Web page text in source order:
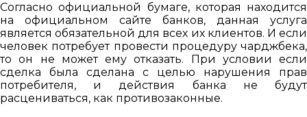
Согласно официальной бумаге, которая находится
на официальном сайте банков, данная услуга
является обязательной для всех их клиентов. И если
человек потребует провести процедуру чарджбека,
то он не может ему отказать. При условии если
сделка была сделана с целью нарушения прав
потребителя, и действия банка не будут
расцениваться, как противозаконные.